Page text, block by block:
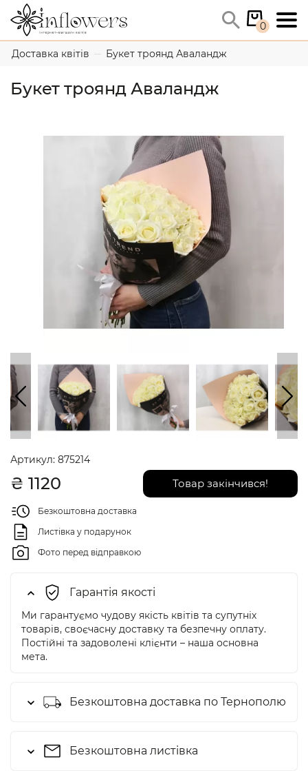
0
Доставка квітів Букет троянд Аваландж
Букет троянд Аваландж
Артикул: 875214
₴ 1120 Товар закінчився!
Безкоштовна доставка
Листівка у подарунок
Фото перед відправкою
Гарантія якості
Ми гарантуємо чудову якість квітів та супутніх
товарів, своєчасну доставку та безпечну оплату.
Постійні та задоволені клієнти – наша основна
мета.
Безкоштовна доставка по Тернополю
Безкоштовна листівка